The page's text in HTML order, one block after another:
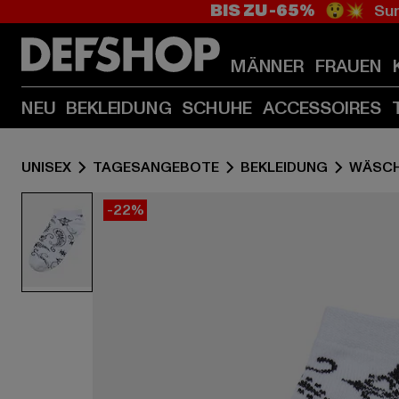
BIS ZU -65% 😲💥
MÄNNER FRAUEN
NEU BEKLEIDUNG SCHUHE ACCESSOIRES
UNISEX TAGESANGEBOTE BEKLEIDUNG
-22%